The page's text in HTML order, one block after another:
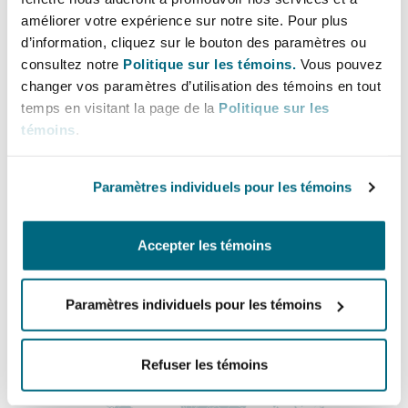
améliorer votre expérience sur notre site. Pour plus
d’information, cliquez sur le bouton des paramètres ou
consultez notre Politique sur les témoins. Vous pouvez
changer vos paramètres d’utilisation des témoins en tout
temps en visitant la page de la Politique sur les
témoins.
Paramètres individuels pour les témoins
Accepter les témoins
Paramètres individuels pour les témoins
Refuser les témoins
Entretien, réparation et
Droit aérien commercial
Droit réglementaire
Couverture d’assurance
Risques politiques et crédit
Responsabilité du fabricant
produits
Assurance biens
County
Bulletins
+44 (0) 20 7876 6714
Jack.Birchenough@clydeco.com
Bureau principal
+44 (0) 20 7876 5000
+44 333 3000 232